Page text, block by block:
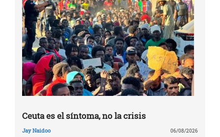
Ceuta es el síntoma, no la crisis
Jay Naidoo 06/08/2026